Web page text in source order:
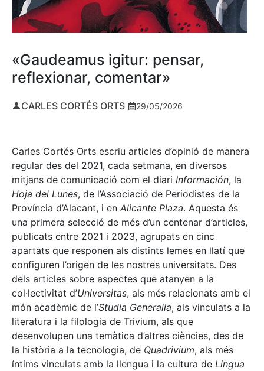
«Gaudeamus igitur: pensar,
reflexionar, comentar»
CARLES CORTÉS ORTS 29/05/2026
Carles Cortés Orts escriu articles d’opinió de manera
regular des del 2021, cada setmana, en diversos
mitjans de comunicació com el diari Información, la
Hoja del Lunes, de l’Associació de Periodistes de la
Província d’Alacant, i en Alicante Plaza. Aquesta és
una primera selecció de més d’un centenar d’articles,
publicats entre 2021 i 2023, agrupats en cinc
apartats que responen als distints lemes en llatí que
configuren l’origen de les nostres universitats. Des
dels articles sobre aspectes que atanyen a la
col·lectivitat d’Universitas, als més relacionats amb el
món acadèmic de l’Studia Generalia, als vinculats a la
literatura i la filologia de Trivium, als que
desenvolupen una temàtica d’altres ciències, des de
la història a la tecnologia, de Quadrivium, als més
íntims vinculats amb la llengua i la cultura de Lingua